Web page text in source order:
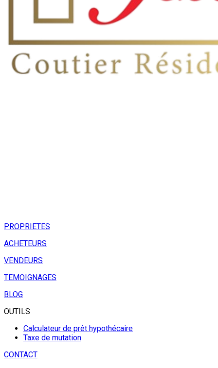
PROPRIETES
ACHETEURS
VENDEURS
TEMOIGNAGES
BLOG
OUTILS
Calculateur de prêt hypothécaire
Taxe de mutation
CONTACT